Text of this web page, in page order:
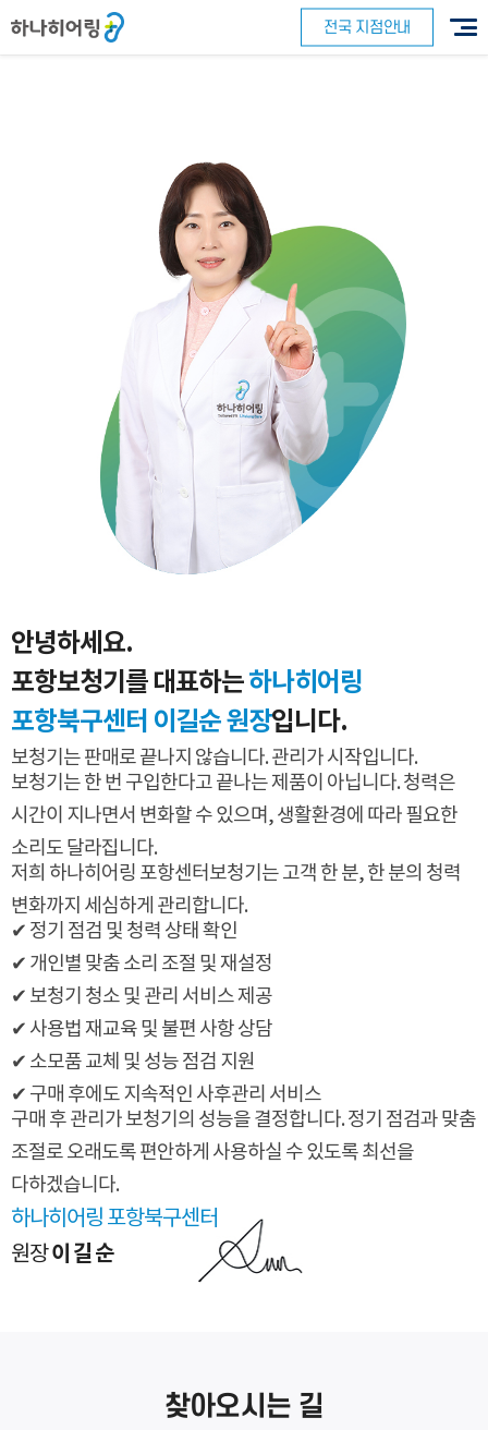
전국 지점안내
안녕하세요.
포항보청기를 대표하는하나히어링
포항북구센터 이길순 원장입니다.
보청기는 판매로 끝나지 않습니다. 관리가 시작입니다.
보청기는 한 번 구입한다고 끝나는 제품이 아닙니다.청력은
시간이 지나면서 변화할 수 있으며, 생활환경에 따라 필요한
소리도 달라집니다.
저희 하나히어링 포항센터보청기는 고객 한 분, 한 분의 청력
변화까지 세심하게 관리합니다.
✔ 정기 점검 및 청력 상태 확인
✔ 개인별 맞춤 소리 조절 및 재설정
✔ 보청기 청소 및 관리 서비스 제공
✔ 사용법 재교육 및 불편 사항 상담
✔ 소모품 교체 및 성능 점검 지원
✔ 구매 후에도 지속적인 사후관리 서비스
구매 후 관리가 보청기의 성능을 결정합니다.정기 점검과 맞춤
조절로 오래도록 편안하게 사용하실 수 있도록 최선을
다하겠습니다.
하나히어링 포항북구센터
원장이길순
찾아오시는 길